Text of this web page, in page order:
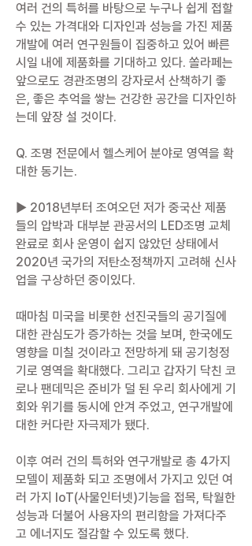
여러 건의 특허를 바탕으로 누구나 쉽게 접할
수 있는 가격대와 디자인과 성능을 가진 제품
개발에 여러 연구원들이 집중하고 있어 빠른
시일 내에 제품화를 기대하고 있다. 쏠라페는
앞으로도 경관조명의 강자로서 산책하기 좋
은, 좋은 추억을 쌓는 건강한 공간을 디자인하
는데 앞장 설 것이다.
Q. 조명 전문에서 헬스케어 분야로 영역을 확
대한 동기는.
▶ 2018년부터 조여오던 저가 중국산 제품
들의 압박과 대부분 관공서의 LED조명 교체
완료로 회사 운영이 쉽지 않았던 상태에서
2020년 국가의 저탄소정책까지 고려해 신사
업을 구상하던 중이있다.
때마침 미국을 비롯한 선진국들의 공기질에
대한 관심도가 증가하는 것을 보며, 한국에도
영향을 미칠 것이라고 전망하게 돼 공기청정
기로 영역을 확대했다. 그리고 갑자기 닥친 코
로나 팬데믹은 준비가 덜 된 우리 회사에게 기
회와 위기를 동시에 안겨 주었고, 연구개발에
대한 커다란 자극제가 됐다.
이후 여러 건의 특허와 연구개발로 총 4가지
모델이 제품화 되고 조명에서 가지고 있던 여
러 가지 IoT(사물인터넷)기능을 접목, 탁월한
성능과 더불어 사용자의 편리함을 가져다주
고 에너지도 절감할 수 있도록 했다.